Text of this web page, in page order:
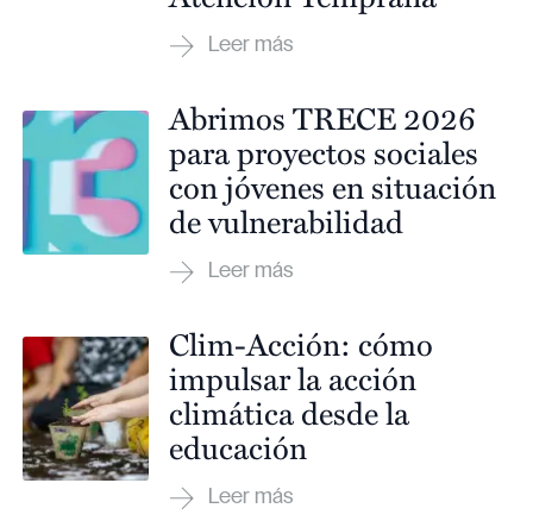
Abrimos TRECE 2026
para proyectos sociales
con jóvenes en situación
de vulnerabilidad
Clim-Acción: cómo
impulsar la acción
climática desde la
educación